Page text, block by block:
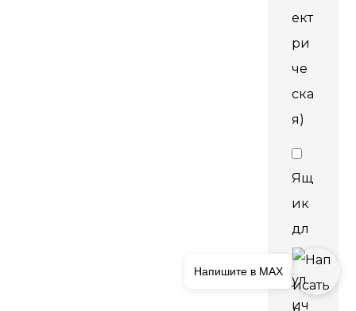
ект
ри
че
ска
я)
Ящ
ик
дл
я
ул
ич
Напишите в MAX